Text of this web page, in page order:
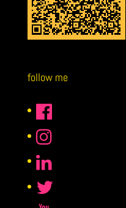
follow me